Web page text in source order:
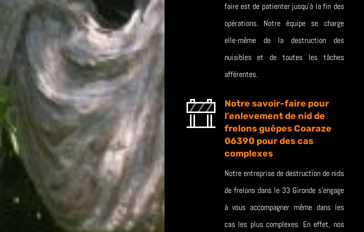
faire est de patienter jusqu’à la fin des
opérations. Notre équipe se charge
elle-même de la destruction des
nuisibles et de toutes les tâches
afférentes.
Notre savoir-faire pour
l'enlevement de nid de
frelons guêpes Coaraze
06390 pour des cas
complexes
Notre entreprise de destruction de nids
de frelons dans le 33 Gironde s’engage
à vous accompagner même dans les
cas les plus complexes. En effet, nos